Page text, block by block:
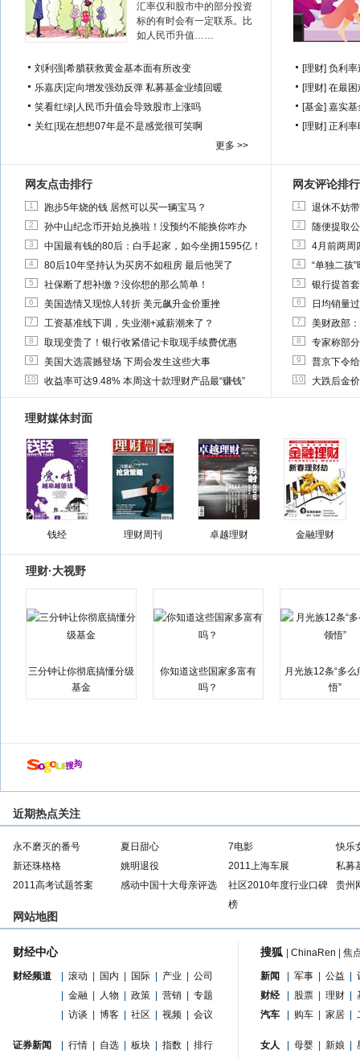
汇率仅和股市中的部分投资
标的有时会有一定联系。比
如人民币升值……
刘利强 希腊获救黄金基本面有所改变
乐嘉庆 定向增发强劲反弹 私募基金业绩回暖
笑看红绿 人民币升值会导致股市上涨吗
关红 现在想想07年是不是感觉很可笑啊
更多 >>
[理财] 负利率
[理财] 在最困
[基金] 嘉实基
[理财] 正利率
网友点击排行
1 跑步5年烧的钱 居然可以买一辆宝马？
2 孙中山纪念币开始兑换啦！没预约不能换你咋办
3 中国最有钱的80后：白手起家，如今坐拥1595亿！
4 80后10年坚持认为买房不如租房 最后他哭了
5 社保断了想补缴？没你想的那么简单！
6 美国选情又现惊人转折 美元飙升金价重挫
7 工资基准线下调，失业潮+减薪潮来了？
8 取现变贵了！银行收紧借记卡取现手续费优惠
9 美国大选震撼登场 下周会发生这些大事
10 收益率可达9.48% 本周这十款理财产品最“赚钱”
网友评论排行
1 退休不妨
2 随便提取
3 4月前两周
4 “单独二孩
5 银行提首
6 日均销量
7 美财政部
8 专家称部
9 普京下令
10 大跌后金
理财媒体封面
钱经 理财周刊 卓越理财 金融理财
理财·大视野
三分钟让你彻底搞懂分级
基金
你知道这些国家多富有
吗？
月光族12条“多么
悟”
近期热点关注
永不磨灭的番号 夏日甜心 7电影
快乐
新还珠格格
姚明退役 2011上海车展
私募
2011高考试题答案
感动中国十大母亲评选
社区2010年度行业口碑
榜
贵州
网站地图
财经中心
财经频道 滚动 国内 国际 产业
公司
金融 人物 政策 营销
专题
访谈 博客 社区 视频 会议
证券新闻 行情 自选 板块 指数
排行
搜狐 ChinaRen 焦
新闻 军事 公益
财经
股票 理财
汽车
购车 家居
女人 母婴 新娘